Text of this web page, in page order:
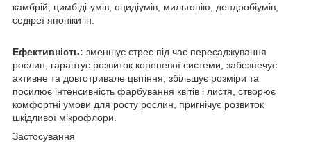
камбрій, цимбіді-умів, оцидіумів, мильтонію, дендробіумів,
седіреї японіки ін.
Ефективність: зменшує стрес під час пересаджування
рослин, гарантує розвиток кореневої системи, забезпечує
активне та довготривале цвітіння, збільшує розміри та
посилює інтенсивність фарбування квітів і листя, створює
комфортні умови для росту рослин, пригнічує розвиток
шкідливої мікрофлори.
Застосування